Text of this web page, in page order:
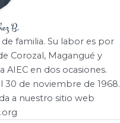
B.
familia. Su labor es por
Corozal, Magangué y
AIEC en dos ocasiones.
30 de noviembre de 1968.
a nuestro sitio web